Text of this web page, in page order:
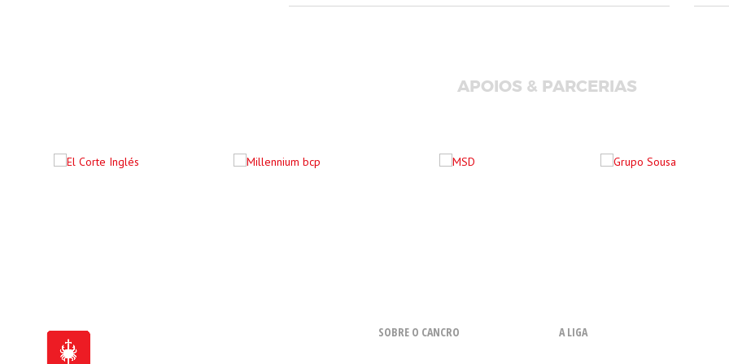
APOIOS & PARCERIAS
SOBRE O CANCRO
A LIGA